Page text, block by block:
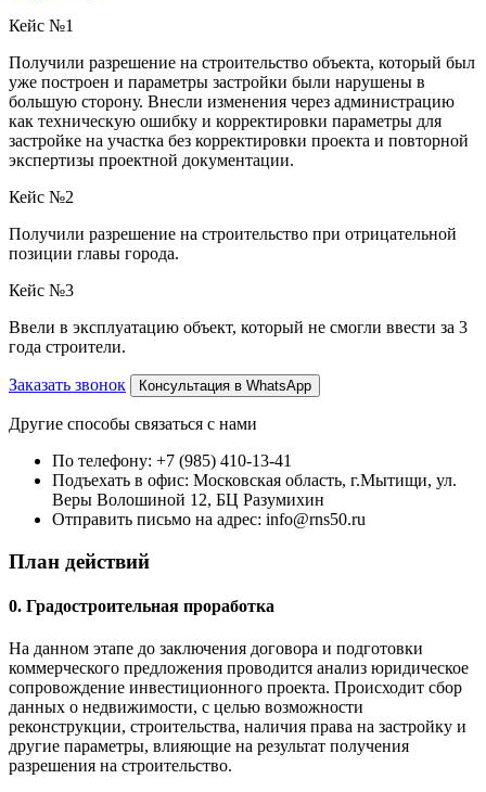
Кейс №1
Получили разрешение на строительство объекта, который был
уже построен и параметры застройки были нарушены в
большую сторону. Внесли изменения через администрацию
как техническую ошибку и корректировки параметры для
застройке на участка без корректировки проекта и повторной
экспертизы проектной документации.
Кейс №2
Получили разрешение на строительство при отрицательной
позиции главы города.
Кейс №3
Ввели в эксплуатацию объект, который не смогли ввести за 3
года строители.
Заказать звонок Консультация в WhatsApp
Другие способы связаться с нами
По телефону: +7 (985) 410-13-41
Подъехать в офис: Московская область, г.Мытищи, ул.
Веры Волошиной 12, БЦ Разумихин
Отправить письмо на адрес: info@rns50.ru
План действий
0. Градостроительная проработка
На данном этапе до заключения договора и подготовки
коммерческого предложения проводится анализ юридическое
сопровождение инвестиционного проекта. Происходит сбор
данных о недвижимости, с целью возможности
реконструкции, строительства, наличия права на застройку и
другие параметры, влияющие на результат получения
разрешения на строительство.